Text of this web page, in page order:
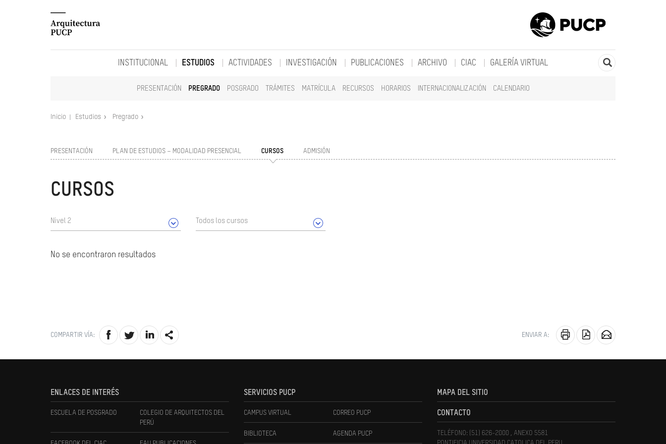
INSTITUCIONAL ESTUDIOS
PRESENTACIÓN PREGRADO POSGRADO TRÁMITES MATRÍCULA RECURSOS HORARIOS INTERNACIONALIZACIÓN CALENDARIO
ACTIVIDADES INVESTIGACIÓN PUBLICACIONES ARCHIVO CIAC GALERÍA VIRTUAL
Inicio Estudios Pregrado
PRESENTACIÓN PLAN DE ESTUDIOS – MODALIDAD PRESENCIAL CURSOS ADMISIÓN
CURSOS
Nivel 2 Todos los cursos
No se encontraron resultados
COMPARTIR VÍA: ENVIAR A:
ENLACES DE INTERÉS
ESCUELA DE POSGRADO
COLEGIO DE ARQUITECTOS DEL
PERÚ
SERVICIOS PUCP
CAMPUS VIRTUAL CORREO PUCP
BIBLIOTECA AGENDA PUCP
MAPA DEL SITIO
CONTACTO
TELÉFONO: (51) 626-2000 , ANEXO 5581